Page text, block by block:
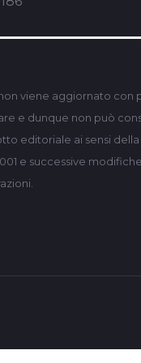
viene aggiornato con
e dunque non può
editoriale ai sensi
e successive